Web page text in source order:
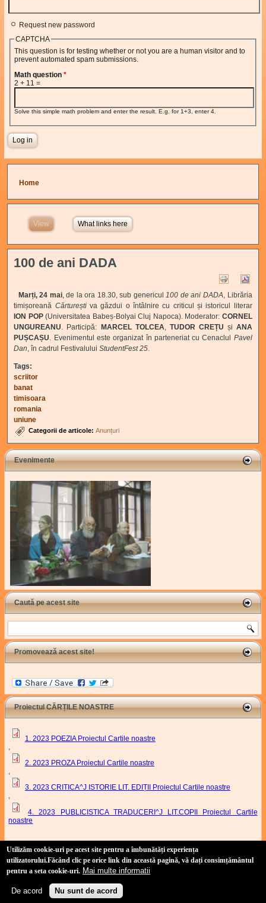
Request new password
CAPTCHA
This question is for testing whether or not you are a human visitor and to
prevent automated spam submissions.
Math question*
2 + 11 =
Solve this simple math problem and enter the result. E.g. for 1+3, enter 4.
You are here
Home
View (active tab)What links here
100 de ani DADA
Marți, 24 mai, de la ora 18.30, sub genericul100 de ani DADA, Librăria
timișoreană Cărtureștiva găzdui o întâlnire cu criticul și istoricul literar
ION POP(Universitatea Babeș-Bolyai Cluj Napoca). Moderator: CORNEL
UNGUREANU. Participă: MARCEL TOLCEA, TUDOR CREȚU și ANA
PUȘCAȘU. Evenimentul este organizat în parteneriat cu Cenaclul Pavel
Dan, în cadrul FestivaluluiStudentFest 25.
Tags:
scriitor
banat
timisoara
romania
uniune
Categorii de articole:Anunțuri
Evenimente
Caută pe acest site
Search
Promovează acest site!
Proiectul CĂRȚILE NOASTRE
1. 2023 POEZIA Proiectul Cartile noastre
2. 2023 PROZA Proiectul Cartile noastre
,
3. 2023 CRITICA^J ISTORIE LIT. EDIȚII Proiectul Cartile noastre
,
4. 2023 PUBLICISTICA TRADUCERI^J LIT.COPII Proiectul Cartile
noastre
Proiect Cartile Noastre
Site realizat de:Duşan Baiski(link is external)
(tehnic) și
Politică de confidențialitate
4Us Consulting
Utilizăm cookie-uri pe acest site pentru a îmbunătăți experiența
utilizatorului.Făcând clic pe orice link din această pagină, vă dați consimțământul
pentru a seta cookie-uri. Mai multe informatii
De acord Nu sunt de acord